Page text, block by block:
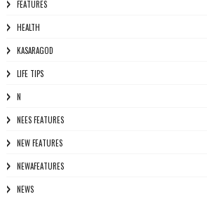
FEATURES
HEALTH
KASARAGOD
LIFE TIPS
N
NEES FEATURES
NEW FEATURES
NEWAFEATURES
NEWS